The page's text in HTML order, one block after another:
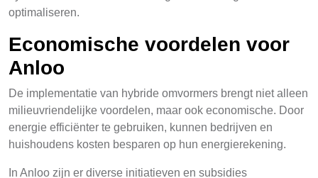
optimaliseren.
Economische voordelen voor
Anloo
De implementatie van hybride omvormers brengt niet alleen
milieuvriendelijke voordelen, maar ook economische. Door
energie efficiënter te gebruiken, kunnen bedrijven en
huishoudens kosten besparen op hun energierekening.
In Anloo zijn er diverse initiatieven en subsidies